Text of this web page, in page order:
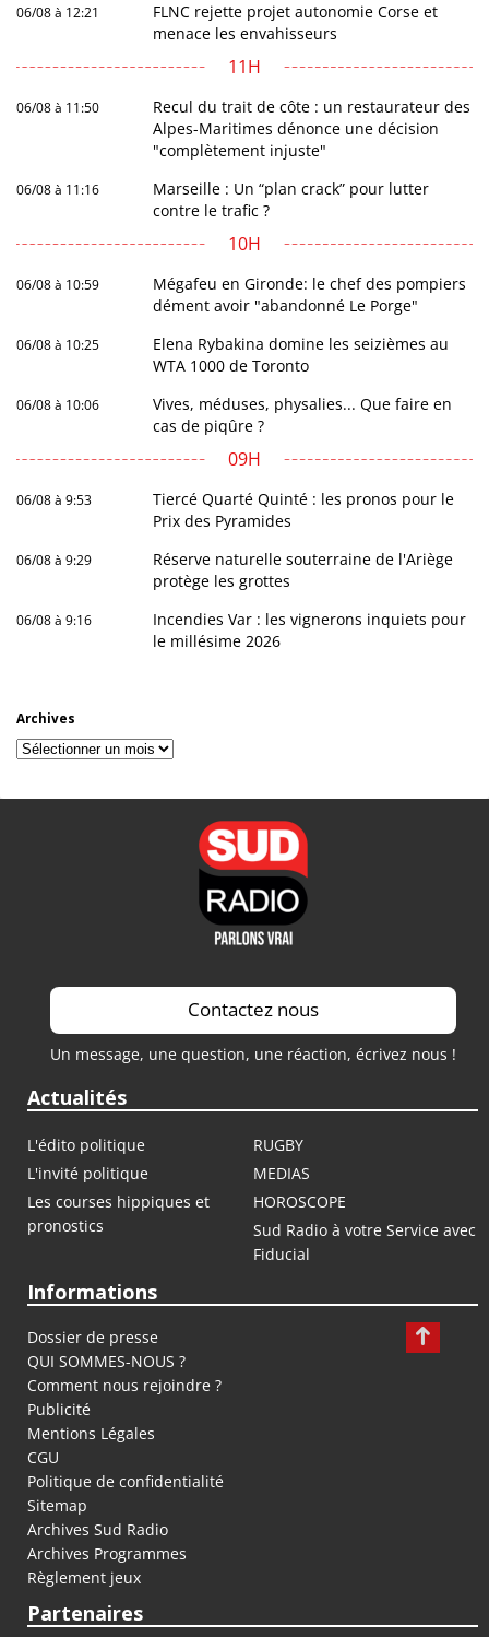
06/08 à 12:21
FLNC rejette projet autonomie Corse et
menace les envahisseurs
11H
06/08 à 11:50
Recul du trait de côte : un restaurateur des
Alpes-Maritimes dénonce une décision
"complètement injuste"
06/08 à 11:16
Marseille : Un “plan crack” pour lutter
contre le trafic ?
10H
06/08 à 10:59
Mégafeu en Gironde: le chef des pompiers
dément avoir "abandonné Le Porge"
06/08 à 10:25
Elena Rybakina domine les seizièmes au
WTA 1000 de Toronto
06/08 à 10:06
Vives, méduses, physalies... Que faire en
cas de piqûre ?
09H
06/08 à 9:53
Tiercé Quarté Quinté : les pronos pour le
Prix des Pyramides
06/08 à 9:29
Réserve naturelle souterraine de l'Ariège
protège les grottes
06/08 à 9:16
Incendies Var : les vignerons inquiets pour
le millésime 2026
Archives
Archives
Contactez nous
Un message, une question, une réaction, écrivez nous !
Actualités
L'édito politique
RUGBY
L'invité politique
MEDIAS
Les courses hippiques et
pronostics
HOROSCOPE
Sud Radio à votre Service avec
Fiducial
Informations
Dossier de presse
QUI SOMMES-NOUS ?
Comment nous rejoindre ?
Publicité
Mentions Légales
CGU
Politique de confidentialité
Sitemap
Archives Sud Radio
Archives Programmes
Règlement jeux
Partenaires